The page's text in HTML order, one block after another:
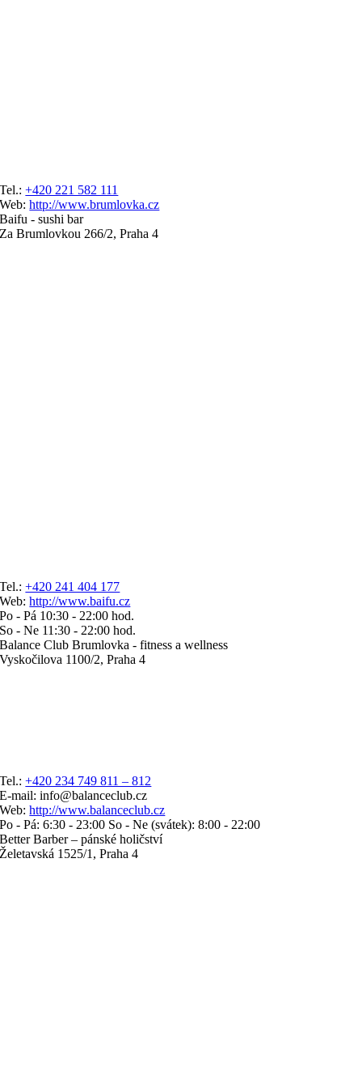
Tel.:+420 221 582 111
Web:http://www.brumlovka.cz
Baifu - sushi bar
Za Brumlovkou 266/2, Praha 4
Tel.:+420 241 404 177
Web:http://www.baifu.cz
Po - Pá 10:30 - 22:00 hod.
So - Ne 11:30 - 22:00 hod.
Balance Club Brumlovka - fitness a wellness
Vyskočilova 1100/2, Praha 4
Tel.:+420 234 749 811 – 812
E-mail: info@balanceclub.cz
Web:http://www.balanceclub.cz
Po - Pá: 6:30 - 23:00 So - Ne (svátek): 8:00 - 22:00
Better Barber – pánské holičství
Želetavská 1525/1, Praha 4